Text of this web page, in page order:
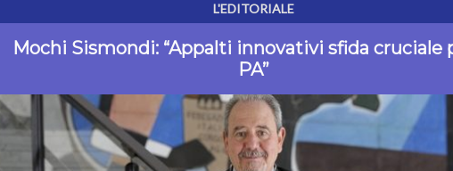
L'EDITORIALE
Mochi Sismondi: “Appalti innovativi sfida cruciale
PA”